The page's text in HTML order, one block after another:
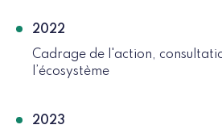
2022
Cadrage de l'action,
l’écosystème
2023